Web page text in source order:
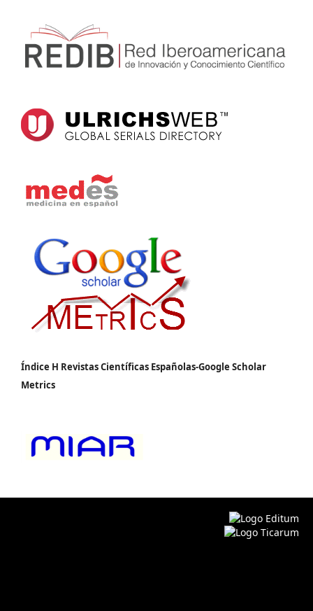
Índice H Revistas Científicas Españolas-Google Scholar
Metrics